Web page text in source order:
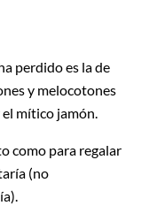
perdido es la de
y melocotones
mítico jamón.
como para regalar
(no